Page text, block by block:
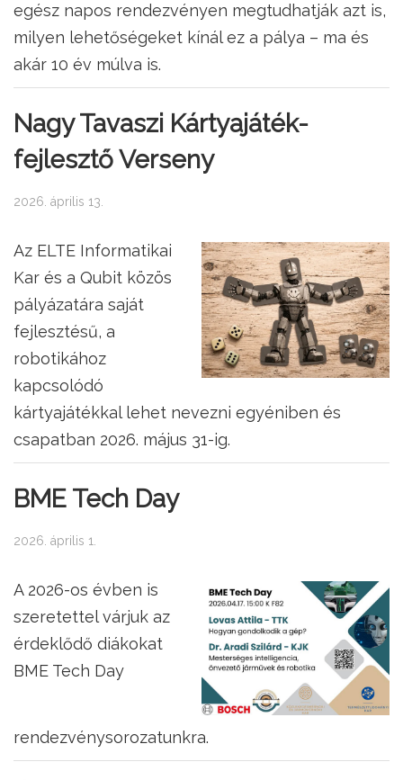
egész napos rendezvényen megtudhatják azt is,
milyen lehetőségeket kínál ez a pálya – ma és
akár 10 év múlva is.
Nagy Tavaszi Kártyajáték-
fejlesztő Verseny
2026. április 13.
Az ELTE Informatikai
Kar és a Qubit közös
pályázatára saját
fejlesztésű, a
robotikához
kapcsolódó
kártyajátékkal lehet nevezni egyéniben és
csapatban 2026. május 31-ig.
BME Tech Day
2026. április 1.
A 2026-os évben is
szeretettel várjuk az
érdeklődő diákokat
BME Tech Day
rendezvénysorozatunkra.